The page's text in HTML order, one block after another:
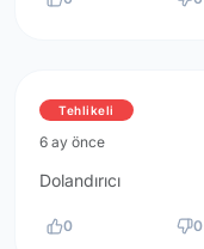
Tehlikeli
6 ay önce
Dolandırıcı
0 0